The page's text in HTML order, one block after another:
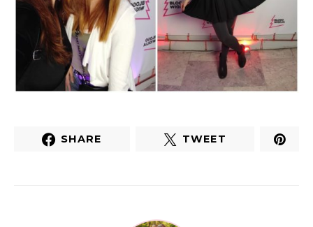
SHARE TWEET